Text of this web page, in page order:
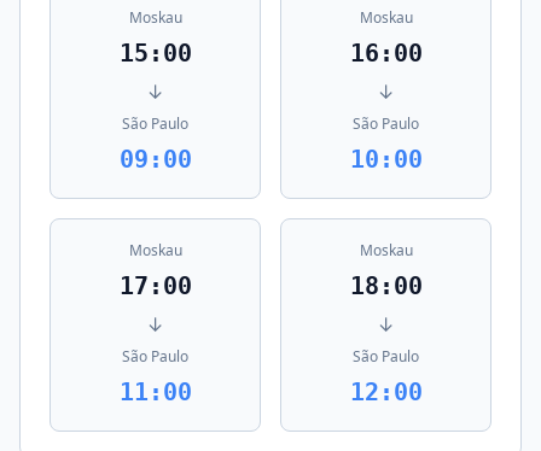
Moskau
15:00
↓
São Paulo
09:00
Moskau
16:00
↓
São Paulo
10:00
Moskau
17:00
↓
São Paulo
11:00
Moskau
18:00
↓
São Paulo
12:00